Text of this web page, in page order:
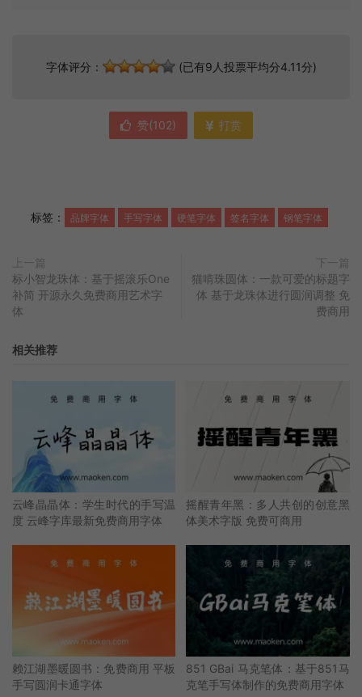
字体评分： (已有9人投票平均分4.11分)
赞(102) 打赏
标签： 品牌字体 手写字体 硬笔字体 签名字体 钢笔字体
上一篇
标小智龙珠体：基于摇滚乐One
补简 开源永久免费商用艺术字
体
下一篇
猫啃珠圆体：一款可爱的标题字
体 基于龙珠体进行圆润调整 免
费商用
相关推荐
云峰晶晶体：学生时代的手写温
度 云峰字库最新免费商用字体
摇醒青年黑：多人共创的创意黑
体美术字版 免费可商用
赖江湖墨暖圆书：免费商用 平板
手写圆润卡通字体
851 GBai 马克笔体：基于851马
克笔手写体制作的免费商用字体